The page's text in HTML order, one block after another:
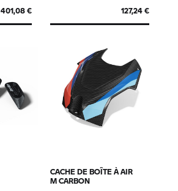
401,08 €
127,24 €
CACHE DE BOÎTE À AIR
M CARBON